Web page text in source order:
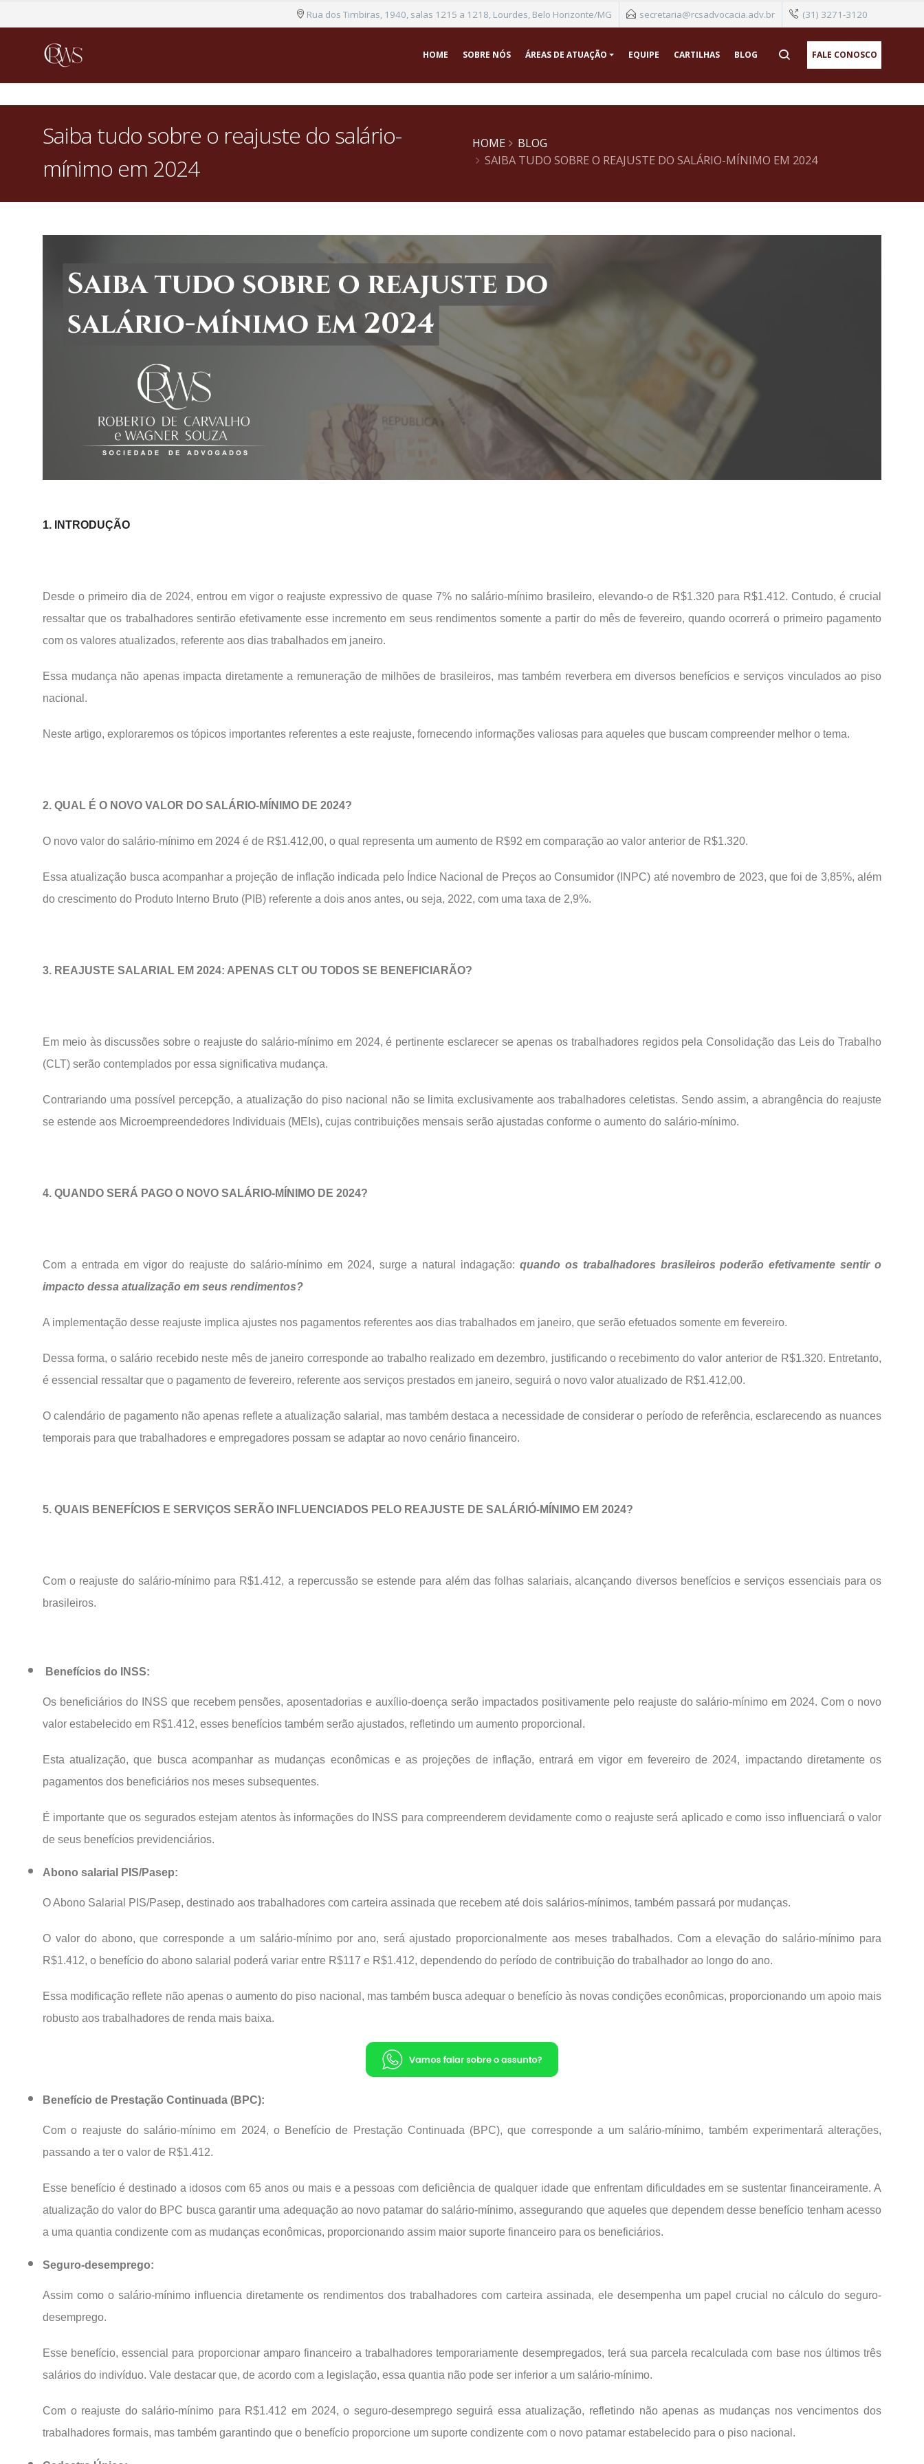
Rua dos Timbiras, 1940, salas 1215 a 1218, Lourdes, Belo Horizonte/MG secretaria@rcsadvocacia.adv.br (31) 3271-3120
HOME SOBRE NÓS ÁREAS DE ATUAÇÃO EQUIPE CARTILHAS BLOG FALE CONOSCO
Saiba tudo sobre o reajuste do salário-
mínimo em 2024
HOME
BLOG
SAIBA TUDO SOBRE O REAJUSTE DO SALÁRIO-MÍNIMO EM 2024
1. INTRODUÇÃO
Desde o primeiro dia de 2024, entrou em vigor o reajuste expressivo de quase 7% no salário-mínimo brasileiro, elevando-o de R$1.320 para R$1.412. Contudo, é crucial
ressaltar que os trabalhadores sentirão efetivamente esse incremento em seus rendimentos somente a partir do mês de fevereiro, quando ocorrerá o primeiro pagamento
com os valores atualizados, referente aos dias trabalhados em janeiro.
Essa mudança não apenas impacta diretamente a remuneração de milhões de brasileiros, mas também reverbera em diversos benefícios e serviços vinculados ao piso
nacional.
Neste artigo, exploraremos os tópicos importantes referentes a este reajuste, fornecendo informações valiosas para aqueles que buscam compreender melhor o tema.
2. QUAL É O NOVO VALOR DO SALÁRIO-MÍNIMO DE 2024?
O novo valor do salário-mínimo em 2024 é de R$1.412,00, o qual representa um aumento de R$92 em comparação ao valor anterior de R$1.320.
Essa atualização busca acompanhar a projeção de inflação indicada pelo Índice Nacional de Preços ao Consumidor (INPC) até novembro de 2023, que foi de 3,85%, além
do crescimento do Produto Interno Bruto (PIB) referente a dois anos antes, ou seja, 2022, com uma taxa de 2,9%.
3. REAJUSTE SALARIAL EM 2024: APENAS CLT OU TODOS SE BENEFICIARÃO?
Em meio às discussões sobre o reajuste do salário-mínimo em 2024, é pertinente esclarecer se apenas os trabalhadores regidos pela Consolidação das Leis do Trabalho
(CLT) serão contemplados por essa significativa mudança.
Contrariando uma possível percepção, a atualização do piso nacional não se limita exclusivamente aos trabalhadores celetistas. Sendo assim, a abrangência do reajuste
se estende aos Microempreendedores Individuais (MEIs), cujas contribuições mensais serão ajustadas conforme o aumento do salário-mínimo.
4. QUANDO SERÁ PAGO O NOVO SALÁRIO-MÍNIMO DE 2024?
Com a entrada em vigor do reajuste do salário-mínimo em 2024, surge a natural indagação: quando os trabalhadores brasileiros poderão efetivamente sentir o
impacto dessa atualização em seus rendimentos?
A implementação desse reajuste implica ajustes nos pagamentos referentes aos dias trabalhados em janeiro, que serão efetuados somente em fevereiro.
Dessa forma, o salário recebido neste mês de janeiro corresponde ao trabalho realizado em dezembro, justificando o recebimento do valor anterior de R$1.320. Entretanto,
é essencial ressaltar que o pagamento de fevereiro, referente aos serviços prestados em janeiro, seguirá o novo valor atualizado de R$1.412,00.
O calendário de pagamento não apenas reflete a atualização salarial, mas também destaca a necessidade de considerar o período de referência, esclarecendo as nuances
temporais para que trabalhadores e empregadores possam se adaptar ao novo cenário financeiro.
5. QUAIS BENEFÍCIOS E SERVIÇOS SERÃO INFLUENCIADOS PELO REAJUSTE DE SALÁRIÓ-MÍNIMO EM 2024?
Com o reajuste do salário-mínimo para R$1.412, a repercussão se estende para além das folhas salariais, alcançando diversos benefícios e serviços essenciais para os
brasileiros.
Benefícios do INSS:
Os beneficiários do INSS que recebem pensões, aposentadorias e auxílio-doença serão impactados positivamente pelo reajuste do salário-mínimo em 2024. Com o novo
valor estabelecido em R$1.412, esses benefícios também serão ajustados, refletindo um aumento proporcional.
Esta atualização, que busca acompanhar as mudanças econômicas e as projeções de inflação, entrará em vigor em fevereiro de 2024, impactando diretamente os
pagamentos dos beneficiários nos meses subsequentes.
É importante que os segurados estejam atentos às informações do INSS para compreenderem devidamente como o reajuste será aplicado e como isso influenciará o valor
de seus benefícios previdenciários.
Abono salarial PIS/Pasep:
O Abono Salarial PIS/Pasep, destinado aos trabalhadores com carteira assinada que recebem até dois salários-mínimos, também passará por mudanças.
O valor do abono, que corresponde a um salário-mínimo por ano, será ajustado proporcionalmente aos meses trabalhados. Com a elevação do salário-mínimo para
R$1.412, o benefício do abono salarial poderá variar entre R$117 e R$1.412, dependendo do período de contribuição do trabalhador ao longo do ano.
Essa modificação reflete não apenas o aumento do piso nacional, mas também busca adequar o benefício às novas condições econômicas, proporcionando um apoio mais
robusto aos trabalhadores de renda mais baixa.
Benefício de Prestação Continuada (BPC):
Com o reajuste do salário-mínimo em 2024, o Benefício de Prestação Continuada (BPC), que corresponde a um salário-mínimo, também experimentará alterações,
passando a ter o valor de R$1.412.
Esse benefício é destinado a idosos com 65 anos ou mais e a pessoas com deficiência de qualquer idade que enfrentam dificuldades em se sustentar financeiramente. A
atualização do valor do BPC busca garantir uma adequação ao novo patamar do salário-mínimo, assegurando que aqueles que dependem desse benefício tenham acesso
a uma quantia condizente com as mudanças econômicas, proporcionando assim maior suporte financeiro para os beneficiários.
Seguro-desemprego:
Assim como o salário-mínimo influencia diretamente os rendimentos dos trabalhadores com carteira assinada, ele desempenha um papel crucial no cálculo do seguro-
desemprego.
Esse benefício, essencial para proporcionar amparo financeiro a trabalhadores temporariamente desempregados, terá sua parcela recalculada com base nos últimos três
salários do indivíduo. Vale destacar que, de acordo com a legislação, essa quantia não pode ser inferior a um salário-mínimo.
Com o reajuste do salário-mínimo para R$1.412 em 2024, o seguro-desemprego seguirá essa atualização, refletindo não apenas as mudanças nos vencimentos dos
trabalhadores formais, mas também garantindo que o benefício proporcione um suporte condizente com o novo patamar estabelecido para o piso nacional.